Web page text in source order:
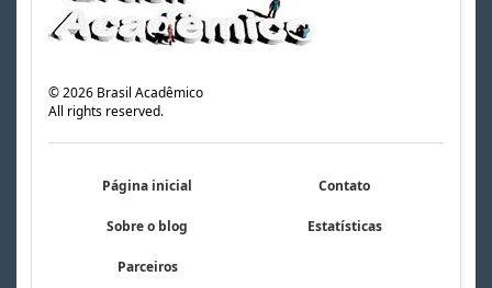
©2026 Brasil Acadêmico
All rights reserved.
Página inicial Contato
Sobre o blog Estatísticas
Parceiros